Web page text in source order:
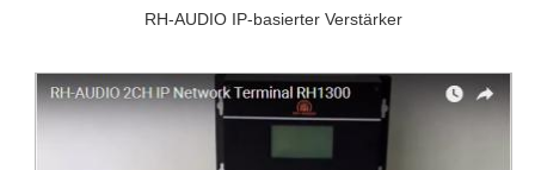
RH-AUDIO IP-basierter Verstärker